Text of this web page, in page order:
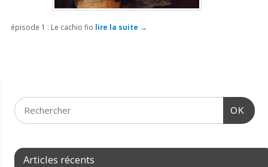
épisode 1 : Le cachio fio lire la suite →
OK
Articles récents